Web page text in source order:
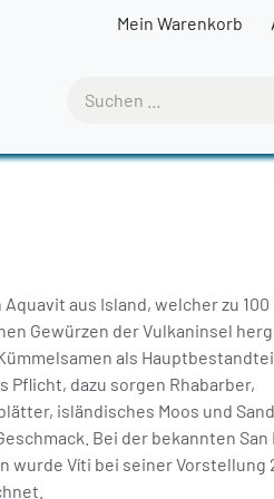
Mein Warenkorb
aus Island, welcher zu 100
Gewürzen der Vulkaninsel
als
Pflicht, dazu sorgen Rhabarber,
isländisches Moos und
Bei der bekannten San
wurde Víti bei seiner Vorstellung